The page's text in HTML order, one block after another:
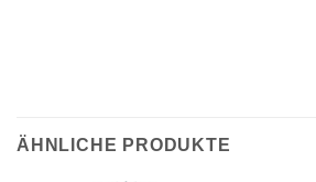
ÄHNLICHE PRODUKTE